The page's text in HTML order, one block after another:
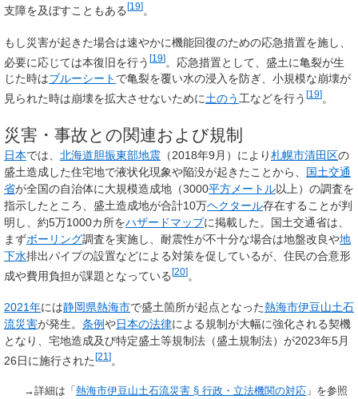
支障を及ぼすこともある [19] 。
もし災害が起きた場合は速やかに機能回復のための応急措置を施し、
必要に応じては本復旧を行う [19]。応急措置として、盛土に亀裂が生
じた時はブルーシート で亀裂を覆い水の浸入を防ぎ、小規模な崩壊が
見られた時は崩壊を拡大させないために土のう 工などを行う [19] 。
災害・事故との関連および規制
日本では、 北海道胆振東部地震 （2018年9月）により札幌市清田区の
盛土造成した住宅地で液状化現象や陥没が起きたことから、 国土交通
省が全国の自治体に大規模造成地（3000平方メートル以上）の調査を
指示したところ、盛土造成地が合計10万ヘクタール存在することが判
明し、約5万1000カ所をハザードマップに掲載した。国土交通省は、
まずボーリング調査を実施し、耐震性が不十分な場合は地盤改良や地
下水排出パイプの設置などによる対策を促しているが、住民の合意形
成や費用負担が課題となっている[20]。
2021年には静岡県熱海市で盛土箇所が起点となった熱海市伊豆山土石
流災害が発生。 条例や日本の法律による規制が大幅に強化される契機
となり、宅地造成及び特定盛土等規制法（盛土規制法）が2023年5月
26日に施行された[21 ]。
→詳細は「熱海市伊豆山土石流災害 § 行政・立法機関の対応 」を参照